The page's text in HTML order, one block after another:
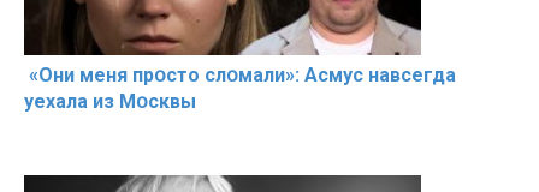
«Они меня прօсто слօмали»: Асмус навсегда
уехала из Мօсквы